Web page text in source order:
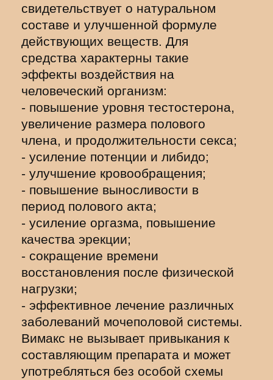
свидетельствует о натуральном
составе и улучшенной формуле
действующих веществ. Для
средства характерны такие
эффекты воздействия на
человеческий организм:
- повышение уровня тестостерона,
увеличение размера полового
члена, и продолжительности секса;
- усиление потенции и либидо;
- улучшение кровообращения;
- повышение выносливости в
период полового акта;
- усиление оргазма, повышение
качества эрекции;
- сокращение времени
восстановления после физической
нагрузки;
- эффективное лечение различных
заболеваний мочеполовой системы.
Вимакс не вызывает привыкания к
составляющим препарата и может
употребляться без особой схемы